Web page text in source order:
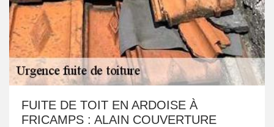
FUITE DE TOIT EN ARDOISE À
FRICAMPS : ALAIN COUVERTURE